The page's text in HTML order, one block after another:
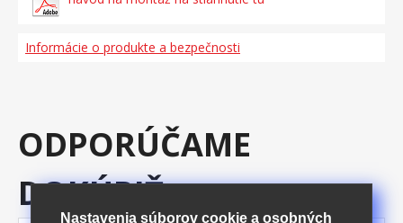
Informácie o produkte a bezpečnosti
ODPORÚČAME
DOKÚPIŤ
Nastavenia súborov cookie a osobných